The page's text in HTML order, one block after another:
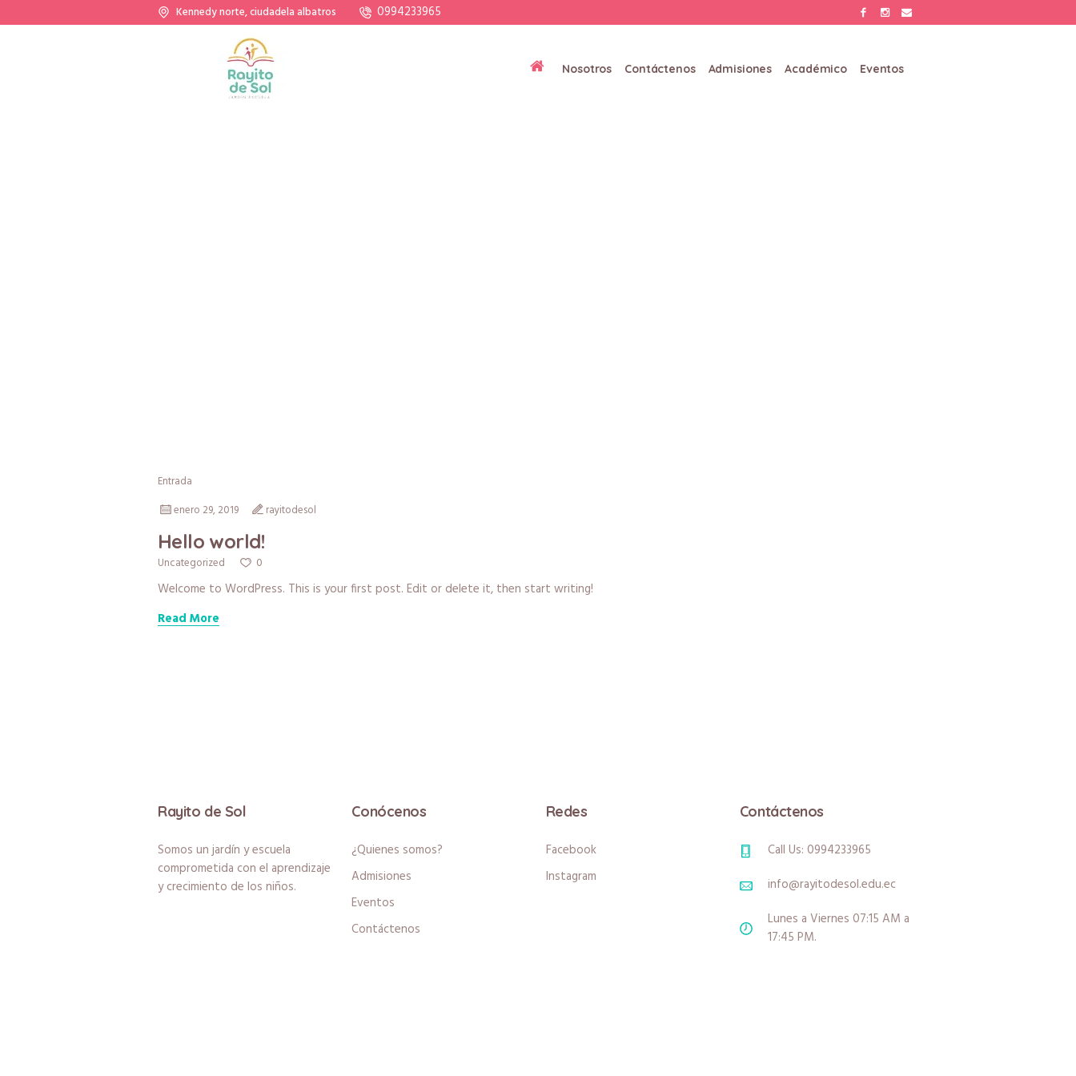
Kennedy norte, ciudadela albatros 0994233965
Nosotros Contáctenos Admisiones Académico Eventos
Entrada
enero 29, 2019
rayitodesol
Hello world!
Uncategorized 0
Welcome to WordPress. This is your first post. Edit or delete it, then start writing!
Read More
Rayito de Sol
Somos un jardín y escuela
comprometida con el aprendizaje
y crecimiento de los niños.
Conócenos
¿Quienes somos?
Admisiones
Eventos
Contáctenos
Redes
Facebook
Instagram
Contáctenos
Call Us: 0994233965
info@rayitodesol.edu.ec
Lunes a Viernes 07:15 AM a
17:45 PM.